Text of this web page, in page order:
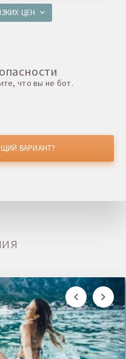
ЦЕН
что вы не бот.
ВАРИАНТ?